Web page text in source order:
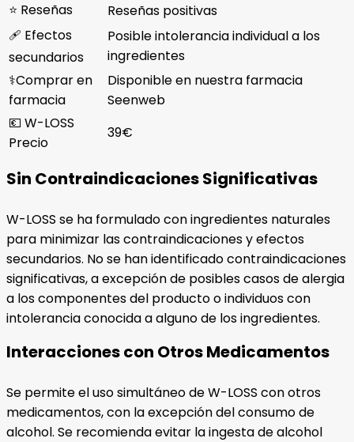
⭐ Reseñas
Reseñas positivas
🩹 Efectos
secundarios
Posible intolerancia individual a los
ingredientes
⚕️Comprar en
farmacia
Disponible en nuestra farmacia
Seenweb
💶 W-LOSS
Precio
39€
Sin Contraindicaciones Significativas
W-LOSS se ha formulado con ingredientes naturales
para minimizar las contraindicaciones y efectos
secundarios. No se han identificado contraindicaciones
significativas, a excepción de posibles casos de alergia
a los componentes del producto o individuos con
intolerancia conocida a alguno de los ingredientes.
Interacciones con Otros Medicamentos
Se permite el uso simultáneo de W-LOSS con otros
medicamentos, con la excepción del consumo de
alcohol. Se recomienda evitar la ingesta de alcohol